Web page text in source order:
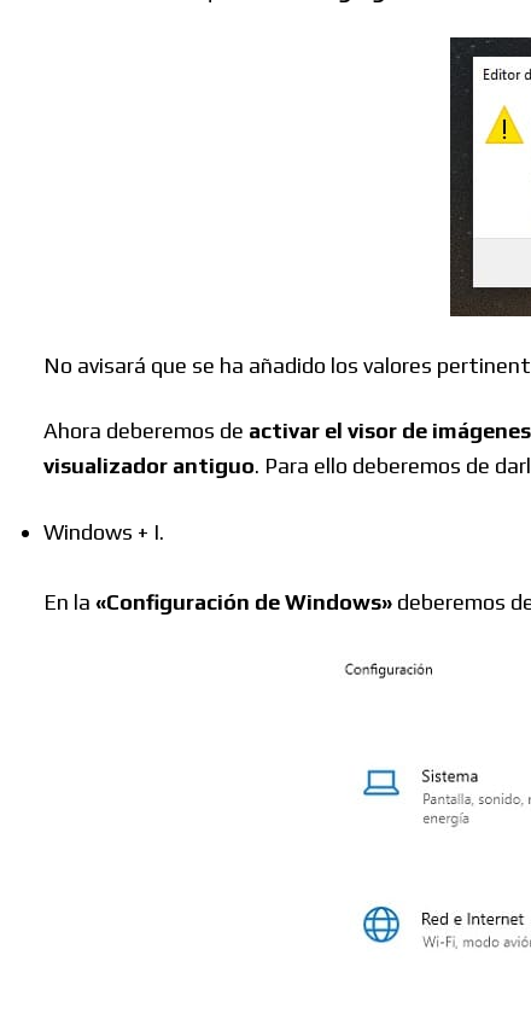
No avisará que se ha añadido los valores
Ahora deberemos de activar el visor de
visualizador antiguo. Para ello deberemos de
Windows + I.
En la «Configuración de Windows» deberemos